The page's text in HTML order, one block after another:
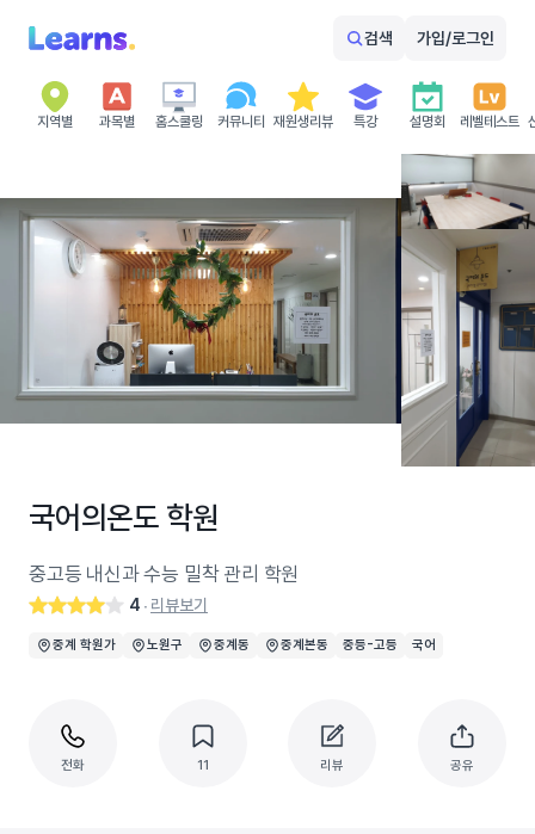
검색 가입/로그인
지역별 과목별 홈스쿨링 커뮤니티 재원생리뷰 특강 설명회 레벨테스트
국어의온도 학원
중고등 내신과 수능 밀착 관리 학원
4 ‧ 리뷰보기
중계 학원가 노원구 중계동 중계본동 중등-고등 국어
전화 11 리뷰 공유